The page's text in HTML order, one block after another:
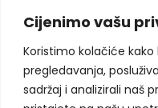
Cijenimo vašu
Koristimo kolačiće
pregledavanja,
sadržaj i analizirali naš
Sub